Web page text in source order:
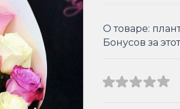
О товаре:
Бонусов за